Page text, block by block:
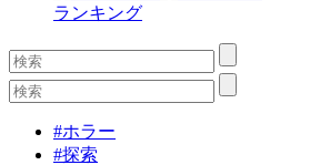
ランキング
#ホラー
#探索